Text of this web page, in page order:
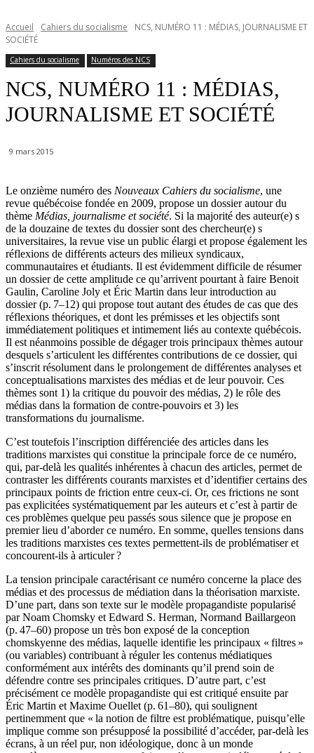
Accueil Cahiers du socialisme
NCS, NUMÉRO 11 : MÉDIAS, JOURNALISME ET
SOCIÉTÉ
Cahiers du socialisme Numéros des NCS
NCS, NUMÉRO 11 : MÉDIAS,
JOURNALISME ET SOCIÉTÉ
9 mars 2015
Le onzième numéro des Nouveaux Cahiers du socialisme, une
revue québécoise fondée en 2009, propose un dossier autour du
thème Médias, journalisme et société. Si la majorité des auteur(e) s
de la douzaine de textes du dossier sont des chercheur(e) s
universitaires, la revue vise un public élargi et propose également les
réflexions de différents acteurs des milieux syndicaux,
communautaires et étudiants. Il est évidemment difficile de résumer
un dossier de cette amplitude ce qu’arrivent pourtant à faire Benoit
Gaulin, Caroline Joly et Éric Martin dans leur introduction au
dossier (p. 7–12) qui propose tout autant des études de cas que des
réflexions théoriques, et dont les prémisses et les objectifs sont
immédiatement politiques et intimement liés au contexte québécois.
Il est néanmoins possible de dégager trois principaux thèmes autour
desquels s’articulent les différentes contributions de ce dossier, qui
s’inscrit résolument dans le prolongement de différentes analyses et
conceptualisations marxistes des médias et de leur pouvoir. Ces
thèmes sont 1) la critique du pouvoir des médias, 2) le rôle des
médias dans la formation de contre-pouvoirs et 3) les
transformations du journalisme.
C’est toutefois l’inscription différenciée des articles dans les
traditions marxistes qui constitue la principale force de ce numéro,
qui, par-delà les qualités inhérentes à chacun des articles, permet de
contraster les différents courants marxistes et d’identifier certains des
principaux points de friction entre ceux-ci. Or, ces frictions ne sont
pas explicitées systématiquement par les auteurs et c’est à partir de
ces problèmes quelque peu passés sous silence que je propose en
premier lieu d’aborder ce numéro. En somme, quelles tensions dans
les traditions marxistes ces textes permettent-ils de problématiser et
concourent-ils à articuler ?
La tension principale caractérisant ce numéro concerne la place des
médias et des processus de médiation dans la théorisation marxiste.
D’une part, dans son texte sur le modèle propagandiste popularisé
par Noam Chomsky et Edward S. Herman, Normand Baillargeon
(p. 47–60) propose un très bon exposé de la conception
chomskyenne des médias, laquelle identifie les principaux « filtres »
(ou variables) contribuant à réguler les contenus médiatiques
conformément aux intérêts des dominants qu’il prend soin de
défendre contre ses principales critiques. D’autre part, c’est
précisément ce modèle propagandiste qui est critiqué ensuite par
Éric Martin et Maxime Ouellet (p. 61–80), qui soulignent
pertinemment que « la notion de filtre est problématique, puisqu’elle
implique comme son présupposé la possibilité d’accéder, par-delà les
écrans, à un réel pur, non idéologique, donc à un monde